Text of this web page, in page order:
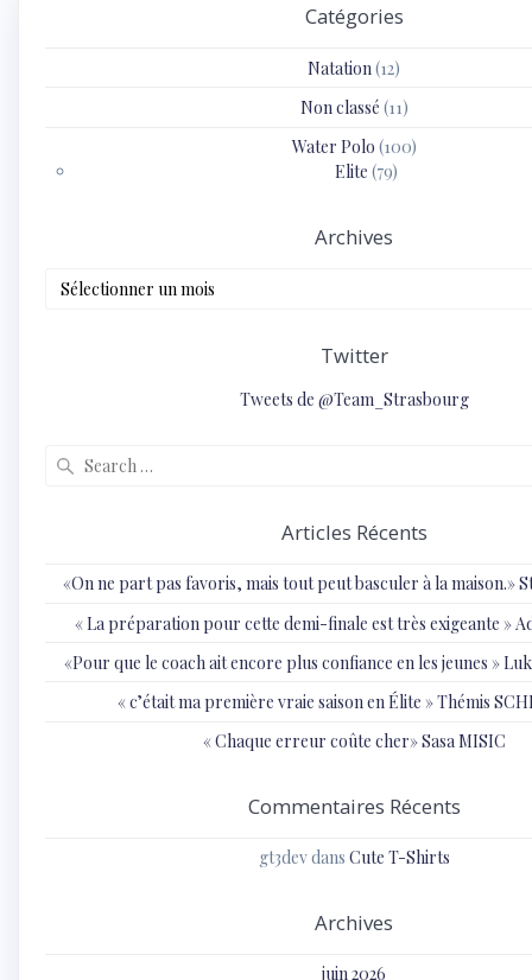
Catégories
Natation (12)
Non classé (11)
Water Polo (100)
Elite (79)
Archives
Twitter
Tweets de @Team_Strasbourg
Articles Récents
«On ne part pas favoris, mais tout peut basculer à la maison.»
« ⁠La préparation pour cette demi-finale est très exigeante »
«Pour que le coach ait encore plus confiance en les jeunes »
« c’était ma première vraie saison en Élite » Thémis
« Chaque erreur coûte cher» Sasa MISIC
Commentaires Récents
gt3devdans Cute T-Shirts
Archives
juin 2026